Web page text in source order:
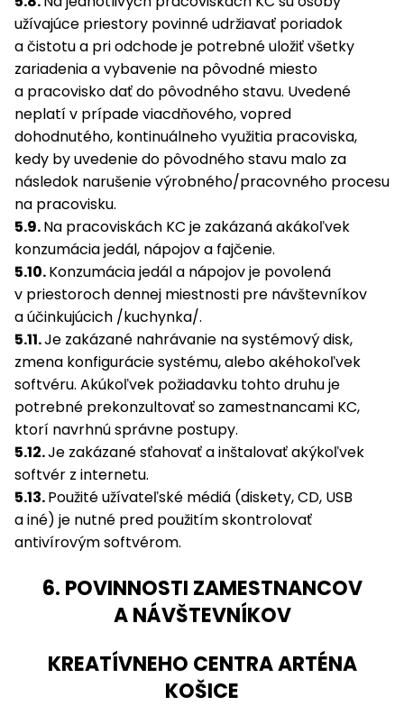
užívajúce priestory povinné udržiavať poriadok
a čistotu a pri odchode je potrebné uložiť všetky
zariadenia a vybavenie na pôvodné miesto
a pracovisko dať do pôvodného stavu. Uvedené
neplatí v prípade viacdňového, vopred
dohodnutého, kontinuálneho využitia pracoviska,
kedy by uvedenie do pôvodného stavu malo za
následok narušenie výrobného/pracovného procesu
na pracovisku.
5.9.Na pracoviskách KC je zakázaná akákoľvek
konzumácia jedál, nápojov a fajčenie.
5.10.Konzumácia jedál a nápojov je povolená
v priestoroch dennej miestnosti pre návštevníkov
a účinkujúcich /kuchynka/.
5.11.Je zakázané nahrávanie na systémový disk,
zmena konfigurácie systému, alebo akéhokoľvek
softvéru. Akúkoľvek požiadavku tohto druhu je
potrebné prekonzultovať so zamestnancami KC,
ktorí navrhnú správne postupy.
5.12.Je zakázané sťahovať a inštalovať akýkoľvek
softvér z internetu.
5.13.Použité užívateľské médiá (diskety, CD, USB
a iné) je nutné pred použitím skontrolovať
antivírovým softvérom.
6. POVINNOSTI ZAMESTNANCOV
A NÁVŠTEVNÍKOV
KREATÍVNEHO CENTRA ARTÉNA
KOŠICE